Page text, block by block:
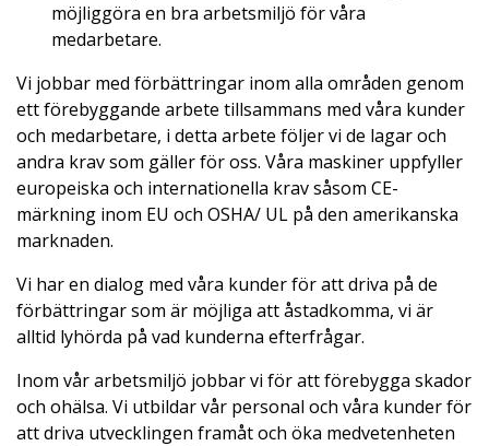
möjliggöra en bra arbetsmiljö för våra
medarbetare.
Vi jobbar med förbättringar inom alla områden genom
ett förebyggande arbete tillsammans med våra kunder
och medarbetare, i detta arbete följer vi de lagar och
andra krav som gäller för oss. Våra maskiner uppfyller
europeiska och internationella krav såsom CE-
märkning inom EU och OSHA/ UL på den amerikanska
marknaden.
Vi har en dialog med våra kunder för att driva på de
förbättringar som är möjliga att åstadkomma, vi är
alltid lyhörda på vad kunderna efterfrågar.
Inom vår arbetsmiljö jobbar vi för att förebygga skador
och ohälsa. Vi utbildar vår personal och våra kunder för
att driva utvecklingen framåt och öka medvetenheten